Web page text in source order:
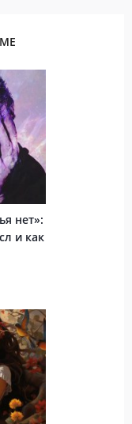
нет»:
и как